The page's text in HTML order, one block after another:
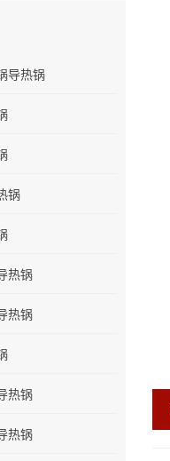
导热锅
锅
热锅
热锅
热锅
热锅